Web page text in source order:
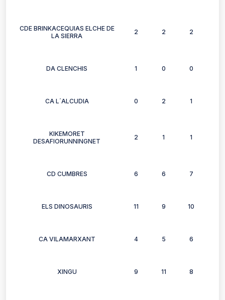
CDE BRINKACEQUIAS ELCHE DE
LA SIERRA
2 2 2
DA CLENCHIS 1 0 0
CA L´ALCUDIA 0 2 1
KIKEMORET
DESAFIORUNNINGNET
2 1 1
CD CUMBRES 6 6 7
ELS DINOSAURIS 11 9 10
CA VILAMARXANT 4 5 6
XINGU 9 11 8